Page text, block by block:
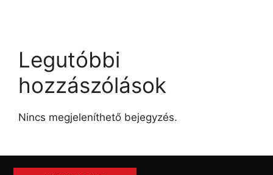
Legutóbbi
hozzászólások
Nincs megjeleníthető bejegyzés.